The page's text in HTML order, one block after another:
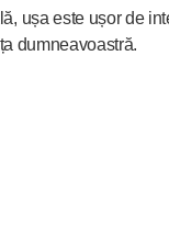
ușa este ușor de
dumneavoastră.